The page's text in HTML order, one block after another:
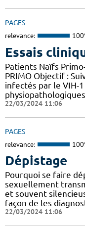
PAGES
relevance:
Essais
Patients Naïfs
PRIMO Objectif :
infectés par le VIH-
22/03/2024 11:06
PAGES
relevance:
Dépistage
Pourquoi se faire
sexuellement
et souvent
façon de les
22/03/2024 11:06